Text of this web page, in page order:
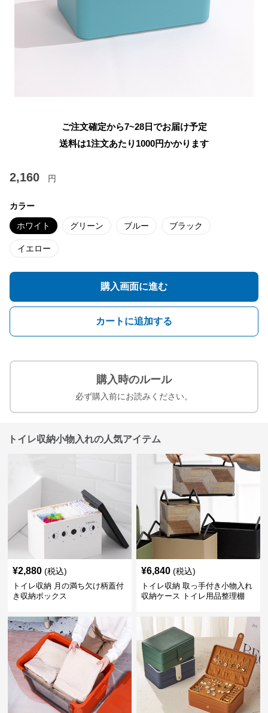
ご注文確定から7~28日でお届け予定
送料は1注文あたり 1000円かかります
2,160 円
カラー
ホワイト グリーン ブルー ブラック
イエロー
購入画面に進む
カートに追加する
購入時のルール
必ず購入前にお読みください。
トイレ収納小物入れの人気アイテム
¥2,880 (税込)
トイレ収納 月の満ち欠け柄蓋付
き収納ボックス
¥6,840 (税込)
トイレ収納 取っ手付き小物入れ
収納ケース トイレ用品整理棚